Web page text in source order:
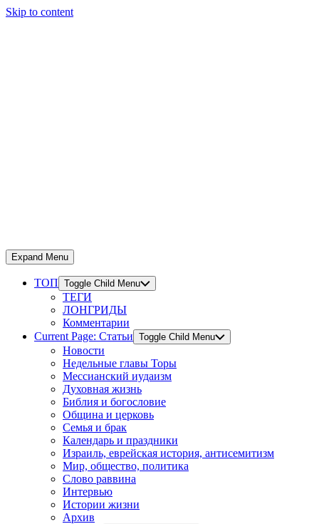
Skip to content
Expand Menu
ТОП Toggle Child Menu
ТЕГИ
ЛОНГРИДЫ
Комментарии
Current Page: Статьи Toggle Child Menu
Новости
Недельные главы Торы
Мессианский иудаизм
Духовная жизнь
Библия и богословие
Община и церковь
Семья и брак
Календарь и праздники
Израиль, еврейская история, антисемитизм
Мир, общество, политика
Слово раввина
Интервью
Истории жизни
Архив